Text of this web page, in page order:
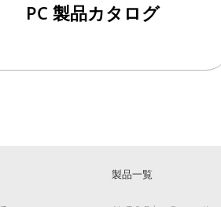
PC 製品カタログ
製品一覧